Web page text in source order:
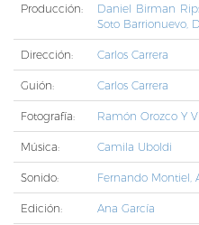
Producción:
Daniel Birman
Soto Barrionuevo,
Dirección: Carlos Carrera
Guión: Carlos Carrera
Fotografía: Ramón Orozco Y
Música: Camila Uboldi
Sonido: Fernando Montiel,
Edición: Ana García